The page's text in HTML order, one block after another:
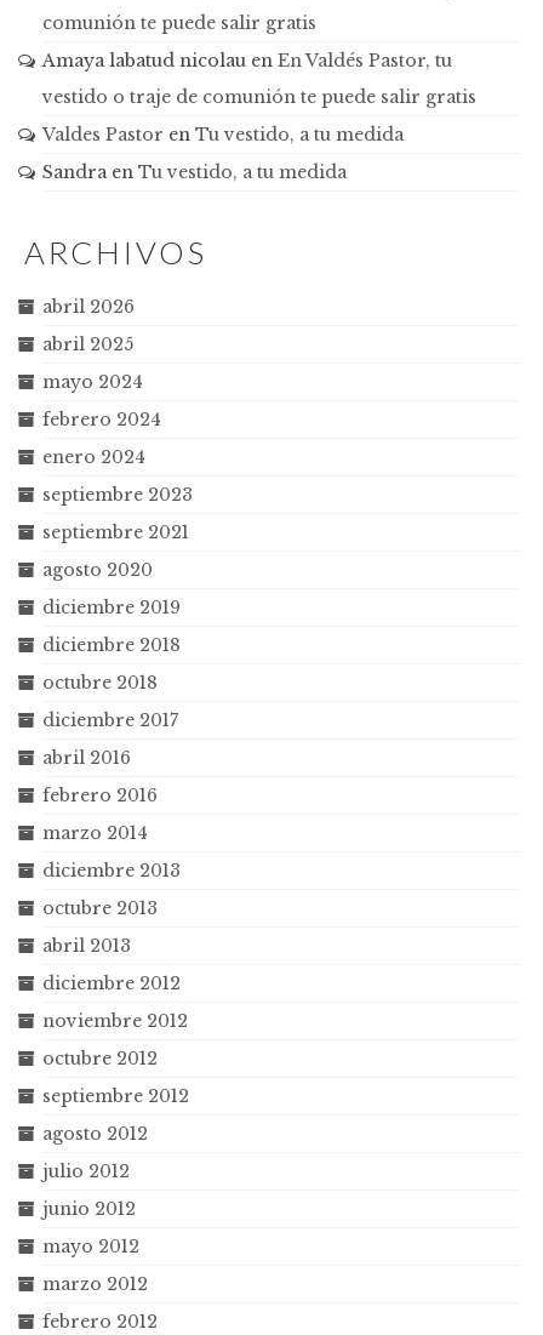
comunión te puede salir gratis
Amaya labatud nicolau en En Valdés Pastor, tu
vestido o traje de comunión te puede salir gratis
Valdes Pastor en Tu vestido, a tu medida
Sandraen Tu vestido, a tu medida
ARCHIVOS
abril 2026
abril 2025
mayo 2024
febrero 2024
enero 2024
septiembre 2023
septiembre 2021
agosto 2020
diciembre 2019
diciembre 2018
octubre 2018
diciembre 2017
abril 2016
febrero 2016
marzo 2014
diciembre 2013
octubre 2013
abril 2013
diciembre 2012
noviembre 2012
octubre 2012
septiembre 2012
agosto 2012
julio 2012
junio 2012
mayo 2012
marzo 2012
febrero 2012